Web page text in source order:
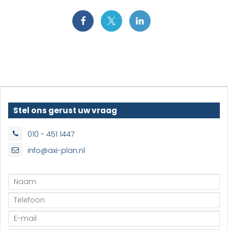
Stel ons gerust uw vraag
010 - 451 1447
info@axi-plan.nl